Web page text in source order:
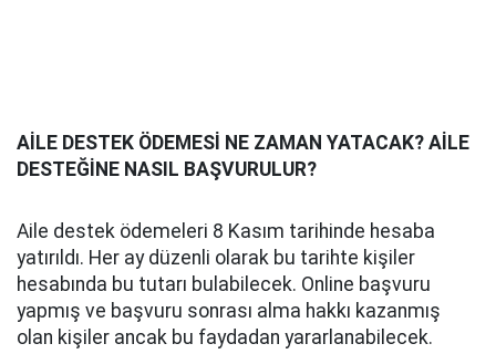
AİLE DESTEK ÖDEMESİ NE ZAMAN YATACAK? AİLE
DESTEĞİNE NASIL BAŞVURULUR?
Aile destek ödemeleri 8 Kasım tarihinde hesaba
yatırıldı. Her ay düzenli olarak bu tarihte kişiler
hesabında bu tutarı bulabilecek. Online başvuru
yapmış ve başvuru sonrası alma hakkı kazanmış
olan kişiler ancak bu faydadan yararlanabilecek.